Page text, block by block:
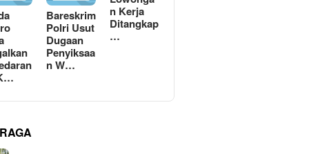
Bareskrim
Polri Usut
Dugaan
Penyiksaa
n W…
n Kerja
Ditangkap
…